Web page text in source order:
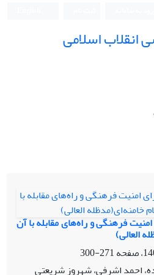
اسلامی
فرهنگی و راه‌های مقابله با آن
العالی)
271-300
احمد اشرفی، شهروز شریعتی